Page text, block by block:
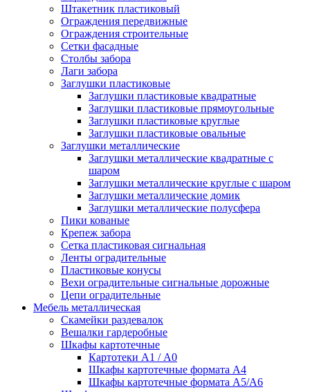
Штакетник пластиковый
Ограждения передвижные
Ограждения строительные
Сетки фасадные
Столбы забора
Лаги забора
Заглушки пластиковые
Заглушки пластиковые квадратные
Заглушки пластиковые прямоугольные
Заглушки пластиковые круглые
Заглушки пластиковые овальные
Заглушки металлические
Заглушки металлические квадратные с
шаром
Заглушки металлические круглые с шаром
Заглушки металлические домик
Заглушки металлические полусфера
Пики кованые
Крепеж забора
Сетка пластиковая сигнальная
Ленты оградительные
Пластиковые конусы
Вехи оградительные сигнальные дорожные
Цепи оградительные
Мебель металлическая
Скамейки раздевалок
Вешалки гардеробные
Шкафы картотечные
Картотеки А1 / А0
Шкафы картотечные формата А4
Шкафы картотечные формата А5/А6